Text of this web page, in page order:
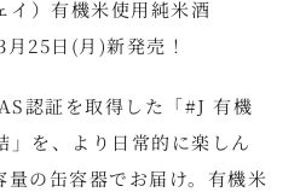
イ）有機米使用純米酒
25日(月)新発売！
認証を取得した「#J 有機
を、より日常的に楽しん
の缶容器でお届け。有機米